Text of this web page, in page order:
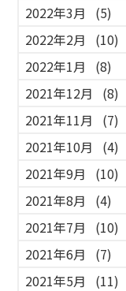
2022年3月
(5)
2022年2月
(10)
2022年1月
(8)
2021年12月
(8)
2021年11月
(7)
2021年10月
(4)
2021年9月
(10)
2021年8月
(4)
2021年7月
(10)
2021年6月
(7)
2021年5月
(11)